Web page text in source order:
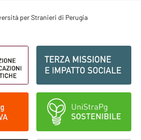
per Stranieri di Perugia